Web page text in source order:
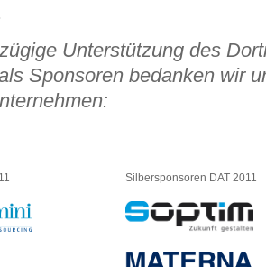
Unterstützung des
Sponsoren bedanken wir
Silbersponsoren DAT 2011